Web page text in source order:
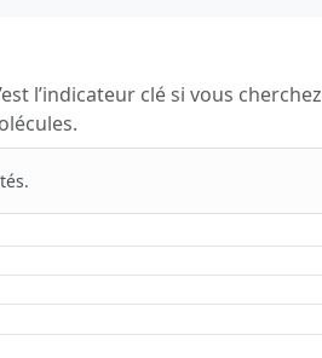
l’indicateur clé si vous cherchez